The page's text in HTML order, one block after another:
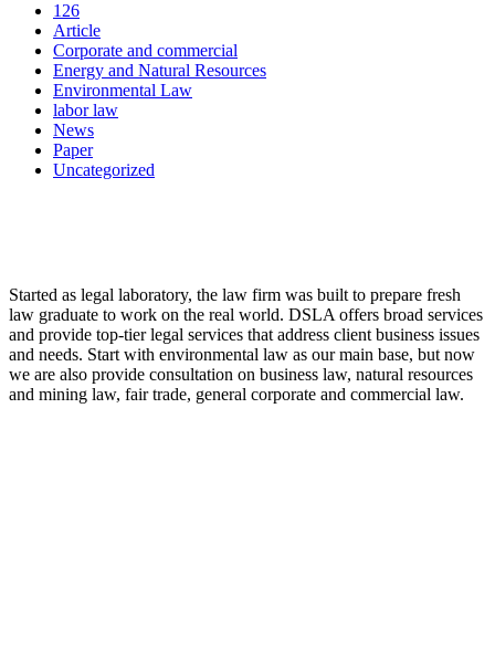
126
Article
Corporate and commercial
Energy and Natural Resources
Environmental Law
labor law
News
Paper
Uncategorized
Started as legal laboratory, the law firm was built to prepare fresh
law graduate to work on the real world. DSLA offers broad services
and provide top-tier legal services that address client business issues
and needs. Start with environmental law as our main base, but now
we are also provide consultation on business law, natural resources
and mining law, fair trade, general corporate and commercial law.